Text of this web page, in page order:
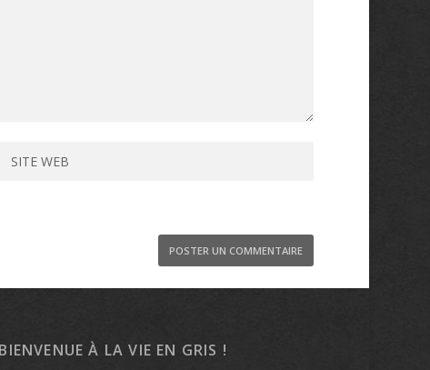
BIENVENUE À LA VIE EN GRIS !